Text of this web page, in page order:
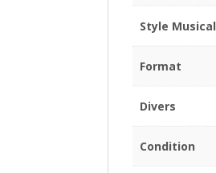
Style Musical
Format
Divers
Condition